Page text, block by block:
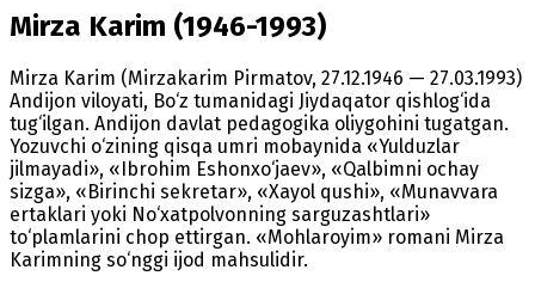
Mirza Karim (1946-1993)
Mirza Karim (Mirzakarim Pirmatov, 27.12.1946 — 27.03.1993)
Andijon viloyati, Bo‘z tumanidagi Jiydaqator qishlog‘ida
tug‘ilgan. Andijon davlat pedagogika oliygohini tugatgan.
Yozuvchi o‘zining qisqa umri mobaynida «Yulduzlar
jilmayadi», «Ibrohim Eshonxo‘jaev», «Qalbimni ochay
sizga», «Birinchi sekretar», «Xayol qushi», «Munavvara
ertaklari yoki No‘xatpolvonning sarguzashtlari»
to‘plamlarini chop ettirgan. «Mohlaroyim» romani Mirza
Karimning so‘nggi ijod mahsulidir.